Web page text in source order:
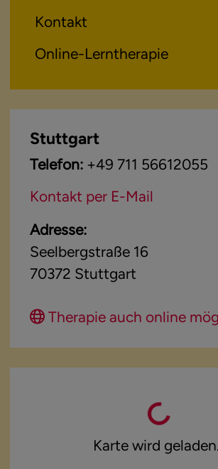
Kontakt
Online-Lerntherapie
Stuttgart
Telefon: +49 711 56612055
Kontakt per E-Mail
Adresse:
Seelbergstraße 16
70372 Stuttgart
Karte wird